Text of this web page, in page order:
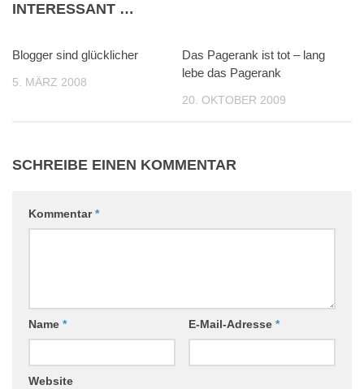
INTERESSANT …
Blogger sind glücklicher
5. MÄRZ 2008
Das Pagerank ist tot – lang
lebe das Pagerank
20. OKTOBER 2009
SCHREIBE EINEN KOMMENTAR
Kommentar*
Name * E-Mail-Adresse *
Website